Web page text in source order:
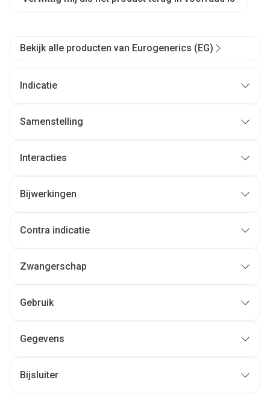
Bekijk alle producten van Eurogenerics (EG)
Indicatie
Samenstelling
Interacties
Bijwerkingen
Contra indicatie
Zwangerschap
Gebruik
Gegevens
Bijsluiter